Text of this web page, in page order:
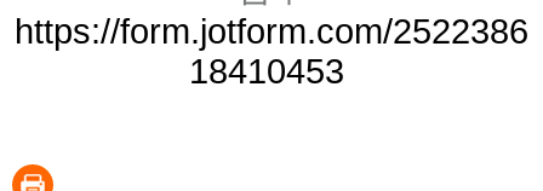
https://form.jotform.com/2522386
18410453